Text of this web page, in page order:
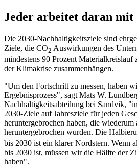
Jeder arbeitet daran mit
Die 2030-Nachhaltigkeitsziele sind
Ziele, die CO2 Auswirkungen des
mindestens 90 Prozent Materialkreislauf
der Klimakrise zusammenhängen.
"Um den Fortschritt zu messen, haben
Ergebnisprozess", sagt Mats W.
Nachhaltigkeitsabteilung bei Sandvik,
2030-Ziele auf Jahresziele für jeden
heruntergebrochen haben, die
heruntergebrochen wurden. Die
bis 2030 ist ein klarer Nordstern. Wenn
bis 2030 ist, müssen wir die Hälfte der
haben".